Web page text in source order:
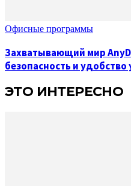
Офисные программы
Захватывающий мир
безопасность и
ЭТО ИНТЕРЕСНО